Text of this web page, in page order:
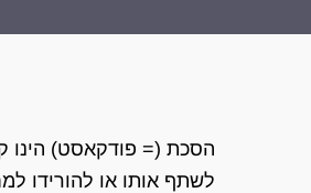
הסכת (= פודקאסט) הינו
לשתף אותו או להורידו